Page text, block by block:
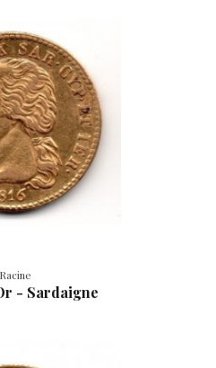
Racine
- Sardaigne